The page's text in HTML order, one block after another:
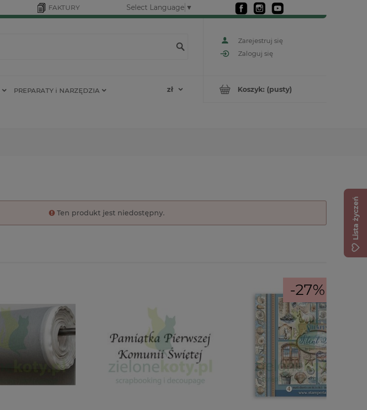
FAKTURY Select Language ▼
Zarejestruj się
Zaloguj się
Koszyk: (pusty)
PREPARATY i NARZĘDZIA
Ten produkt jest niedostępny.
-27%
Lista życzeń